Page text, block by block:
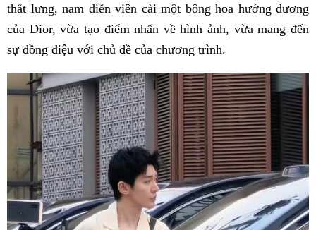
thắt lưng, nam diễn viên cài một bông hoa hướng dương
của Dior, vừa tạo điểm nhấn về hình ảnh, vừa mang đến
sự đồng điệu với chủ đề của chương trình.